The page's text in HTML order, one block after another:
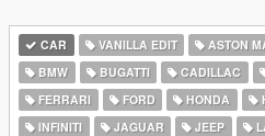
CAR VANILLA EDIT ASTON
BMW
BUGATTI CADILLAC
FERRARI
FORD HONDA
INFINITI
JAGUAR JEEP